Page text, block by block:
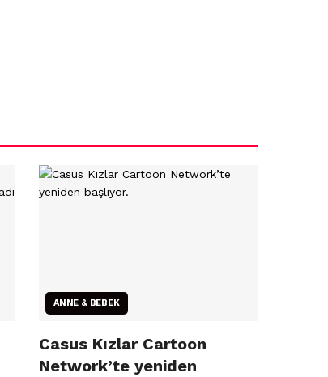
ANNE & BEBEK
Casus Kızlar Cartoon
Network’te yeniden